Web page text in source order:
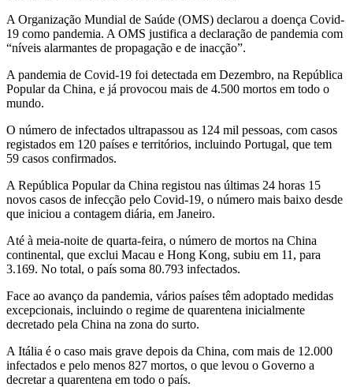
A Organização Mundial de Saúde (OMS) declarou a doença Covid-
19 como pandemia. A OMS justifica a declaração de pandemia com
“níveis alarmantes de propagação e de inacção”.
A pandemia de Covid-19 foi detectada em Dezembro, na República
Popular da China, e já provocou mais de 4.500 mortos em todo o
mundo.
O número de infectados ultrapassou as 124 mil pessoas, com casos
registados em 120 países e territórios, incluindo Portugal, que tem
59 casos confirmados.
A República Popular da China registou nas últimas 24 horas 15
novos casos de infecção pelo Covid-19, o número mais baixo desde
que iniciou a contagem diária, em Janeiro.
Até à meia-noite de quarta-feira, o número de mortos na China
continental, que exclui Macau e Hong Kong, subiu em 11, para
3.169. No total, o país soma 80.793 infectados.
Face ao avanço da pandemia, vários países têm adoptado medidas
excepcionais, incluindo o regime de quarentena inicialmente
decretado pela China na zona do surto.
A Itália é o caso mais grave depois da China, com mais de 12.000
infectados e pelo menos 827 mortos, o que levou o Governo a
decretar a quarentena em todo o país.